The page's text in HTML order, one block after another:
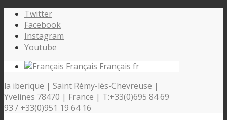
Twitter
Facebook
Instagram
Youtube
Français Français fr
la iberique | Saint Rémy-lès-Chevreuse |
Yvelines 78470 | France | T:+33(0)695 84 69
93 / +33(0)951 19 64 16